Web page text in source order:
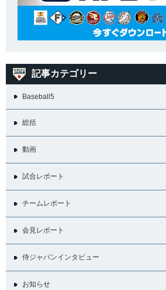
記事カテゴリー
Baseball5
総括
動画
試合レポート
チームレポート
会見レポート
侍ジャパンインタビュー
お知らせ